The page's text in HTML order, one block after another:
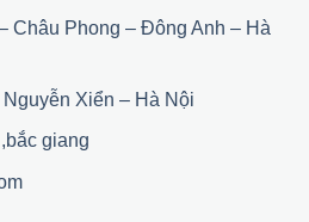
Châu Phong – Đông Anh – Hà
Xiển – Hà Nội
giang